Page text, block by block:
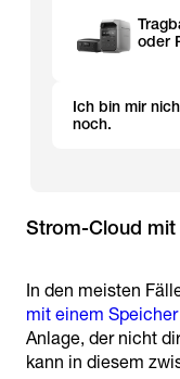
oder
Ich bin mir
noch.
Strom-Cloud
In den meisten
mit einem Speicher
Anlage, der nicht
kann in diesem